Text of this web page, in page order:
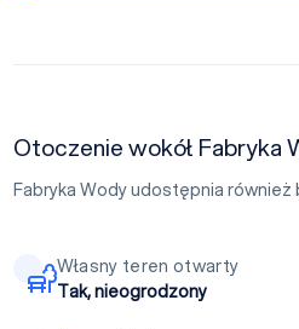
Otoczenie wokół Fabryka
Fabryka Wody udostępnia
Własny teren otwarty
Tak, nieogrodzony